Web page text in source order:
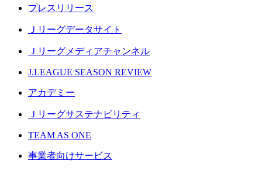
プレスリリース
Ｊリーグデータサイト
Ｊリーグメディアチャンネル
J.LEAGUE SEASON REVIEW
アカデミー
Ｊリーグサステナビリティ
TEAM AS ONE
事業者向けサービス